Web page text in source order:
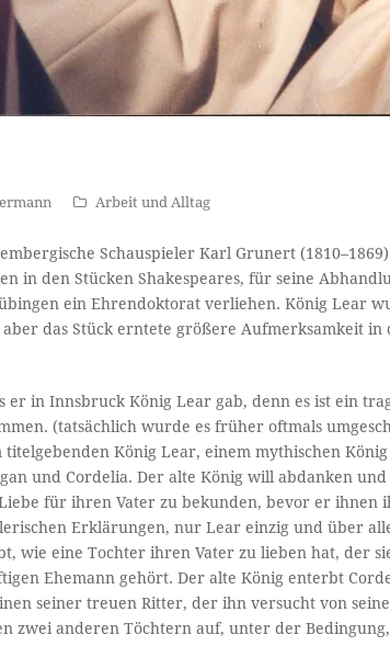
Arbeit und Alltag
Schauspieler Karl Grunert
in den Stücken Shakespeares, für seine
ein Ehrendoktorat verliehen. König Lear
das Stück erntete größere Aufmerksamkeit in
er in Innsbruck König Lear gab, denn es ist ein
(tatsächlich wurde es früher oftmals
König Lear, einem mythischen
und Cordelia. Der alte König will abdanken und
für ihren Vater zu bekunden, bevor er ihnen
Erklärungen, nur Lear einzig und über
wie eine Tochter ihren Vater zu lieben hat, der
Ehemann gehört. Der alte König enterbt
seiner treuen Ritter, der ihn versucht von
zwei anderen Töchtern auf, unter der